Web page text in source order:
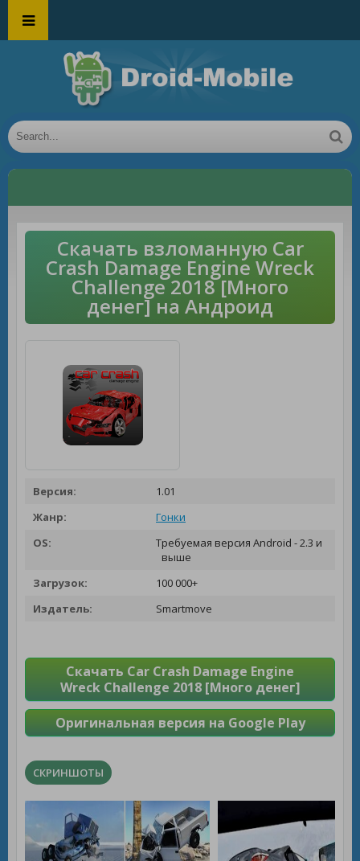
Скачать взломанную Car
Crash Damage Engine Wreck
Challenge 2018 [Много
денег] на Андроид
Версия:
1.01
Жанр:
Гонки
OS:
Требуемая версия Android - 2.3 и
выше
Загрузок:
100 000+
Издатель:
Smartmove
Скачать Car Crash Damage Engine
Wreck Challenge 2018 [Много денег]
Оригинальная версия на Google Play
СКРИНШОТЫ